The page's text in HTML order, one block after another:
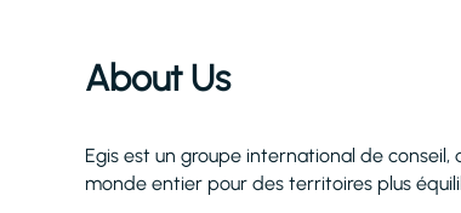
About Us
Egis est un groupe international de
monde entier pour des territoires plus